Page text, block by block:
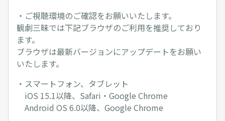
・ご視聴環境のご確認をお願いいたします。
観劇三昧では下記ブラウザのご利用を推奨しており
ます。
ブラウザは最新バージョンにアップデートをお願い
いたします。
・スマートフォン、タブレット
iOS 15.1以降、Safari・Google Chrome
Android OS 6.0以降、Google Chrome